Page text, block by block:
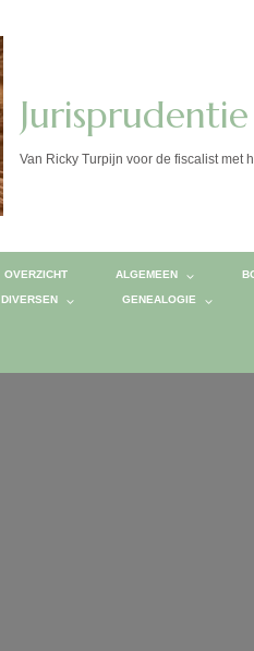
Van Ricky Turpijn voor de fiscalist met
OVERZICHT ALGEMEEN
DIVERSEN GENEALOGIE